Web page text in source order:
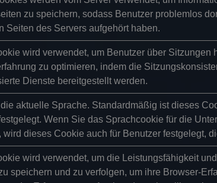
zu speichern, sodass Benutzer problemlos
Seiten des Servers aufgehört haben.
wird verwendet, um Benutzer über Sitzungen
zu optimieren, indem die
Dienste bereitgestellt werden.
aktuelle Sprache. Standardmäßig ist dieses
Wenn Sie das Sprachcookie für die
wird dieses Cookie auch für Benutzer festgelegt,
wird verwendet, um die Leistungsfähigkeit
speichern und zu verfolgen, um ihre Browser-